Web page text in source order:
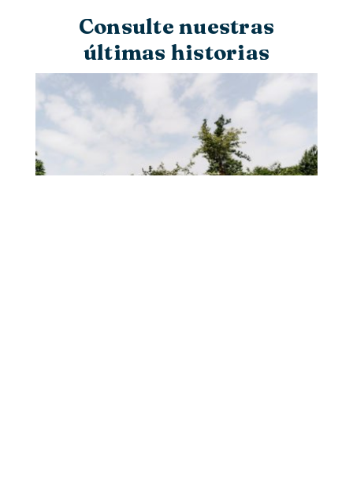
Consulte nuestras
últimas historias